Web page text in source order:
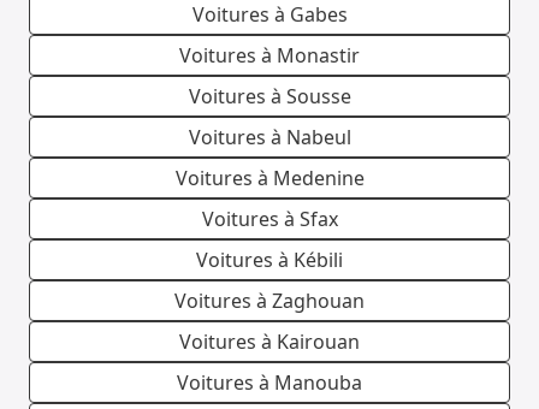
Voitures à Gabes
Voitures à Monastir
Voitures à Sousse
Voitures à Nabeul
Voitures à Medenine
Voitures à Sfax
Voitures à Kébili
Voitures à Zaghouan
Voitures à Kairouan
Voitures à Manouba